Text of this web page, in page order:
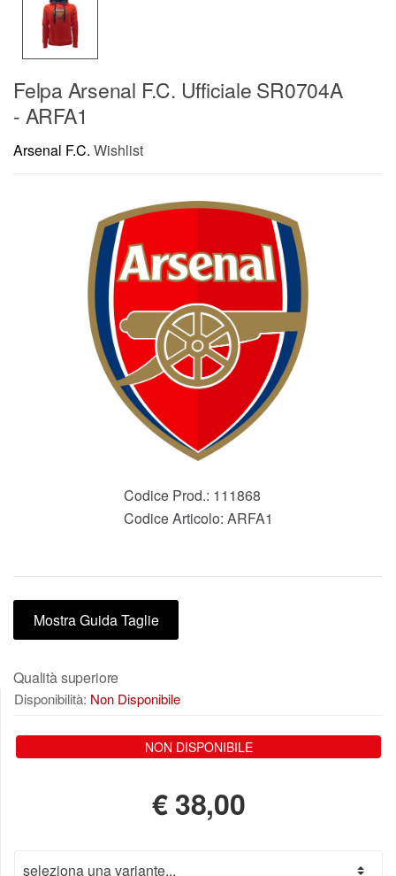
Felpa Arsenal F.C. Ufficiale SR0704A
- ARFA1
Arsenal F.C. Wishlist
Codice Prod.: 111868
Codice Articolo: ARFA1
Mostra Guida Taglie
Qualità superiore
Disponibilità: Non Disponibile
NON DISPONIBILE
€38,00